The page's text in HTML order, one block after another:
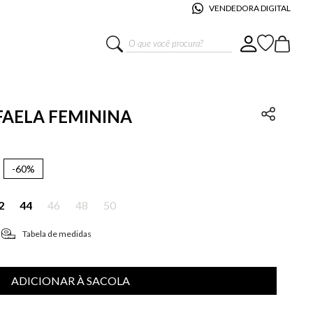
VENDEDORA DIGITAL
O que você procura?
FEMININA
-60%
44 46 48 50
Tabela de medidas
ADICIONAR À SACOLA